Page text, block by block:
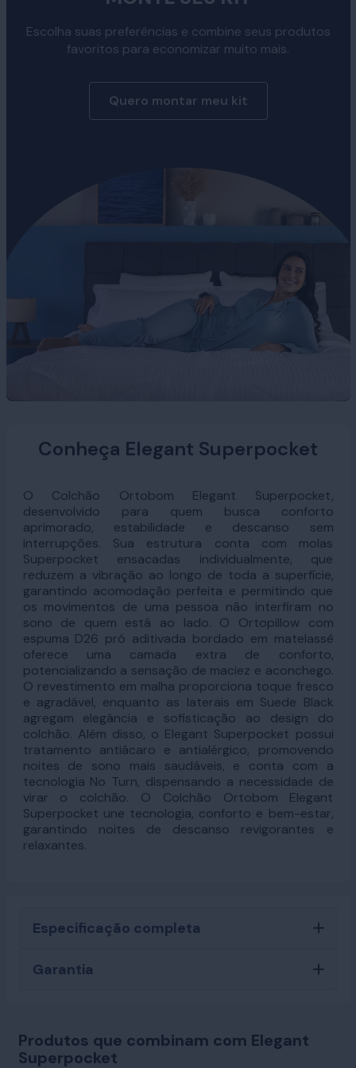
Escolha suas preferências e combine seus produtos
favoritos para economizar muito mais.
Quero montar meu kit
Conheça Elegant Superpocket
O Colchão Ortobom Elegant Superpocket,
desenvolvido para quem busca conforto
aprimorado, estabilidade e descanso sem
interrupções. Sua estrutura conta com molas
Superpocket ensacadas individualmente, que
reduzem a vibração ao longo de toda a superfície,
garantindo acomodação perfeita e permitindo que
os movimentos de uma pessoa não interfiram no
sono de quem está ao lado. O Ortopillow com
espuma D26 pró aditivada bordado em matelassê
oferece uma camada extra de conforto,
potencializando a sensação de maciez e aconchego.
O revestimento em malha proporciona toque fresco
e agradável, enquanto as laterais em Suede Black
agregam elegância e sofisticação ao design do
colchão. Além disso, o Elegant Superpocket possui
tratamento antiácaro e antialérgico, promovendo
noites de sono mais saudáveis, e conta com a
tecnologia No Turn, dispensando a necessidade de
virar o colchão. O Colchão Ortobom Elegant
Superpocket une tecnologia, conforto e bem-estar,
garantindo noites de descanso revigorantes e
relaxantes.
Especificação completa
Garantia
Produtos que combinam com Elegant
Superpocket